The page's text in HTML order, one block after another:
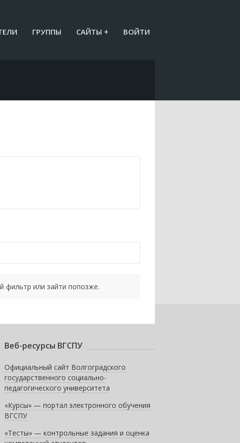
ГРУППЫ САЙТЫ + ВОЙТИ
фильтр или зайти попозже.
Веб-ресурсы ВГСПУ
Официальный сайт Волгоградского
государственного социально-
педагогического университета
«Курсы» — портал электронного обучения
ВГСПУ
«Тесты» — контрольные задания и оценка